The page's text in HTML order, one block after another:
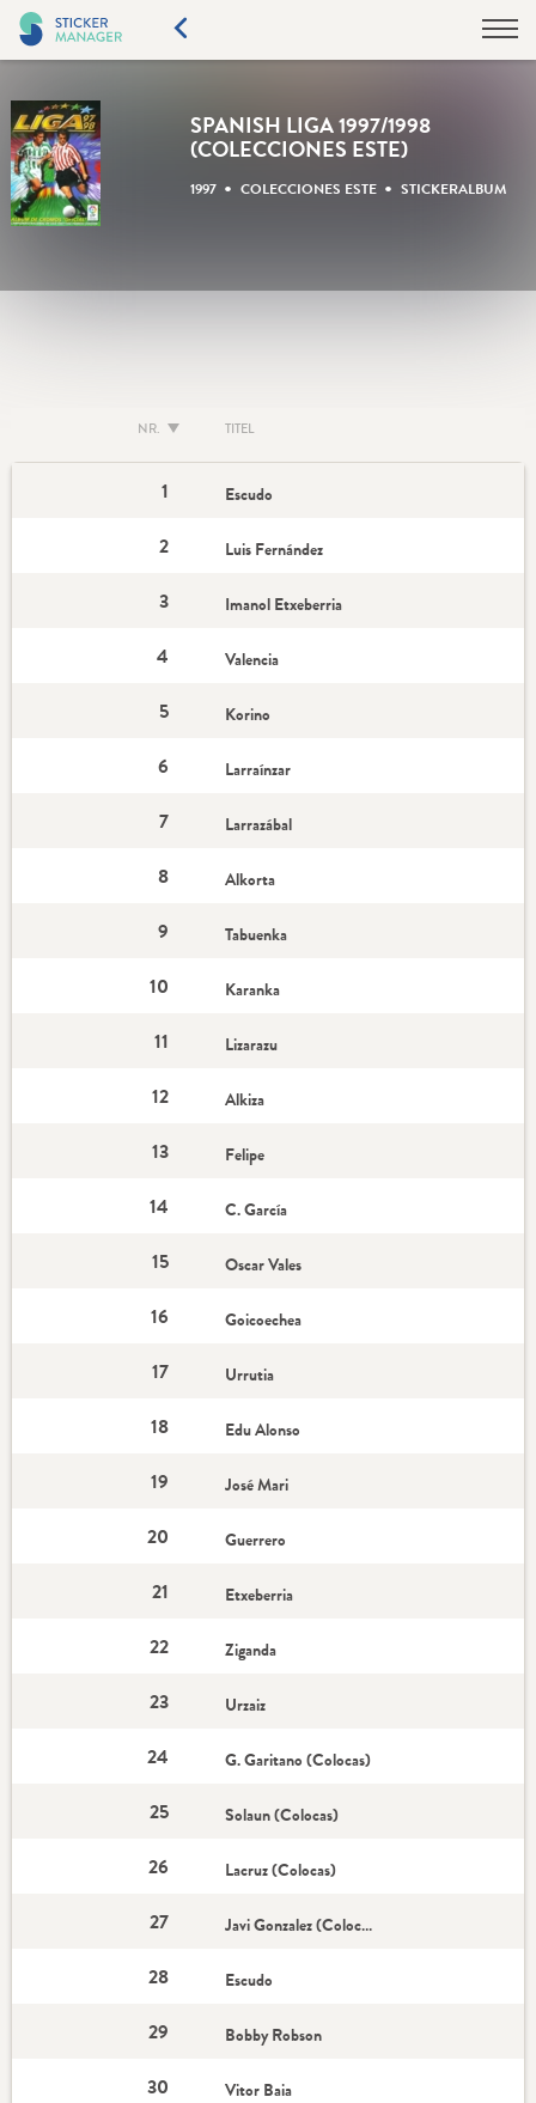
SPANISH LIGA 1997/1998
(COLECCIONES ESTE)
1997 • COLECCIONES ESTE • STICKERALBUM
NR. TITEL
1 Escudo
2 Luis Fernández
3 Imanol Etxeberria
4 Valencia
5 Korino
6 Larraínzar
7 Larrazábal
8 Alkorta
9 Tabuenka
10 Karanka
11 Lizarazu
12 Alkiza
13 Felipe
14 C. García
15 Oscar Vales
16 Goicoechea
17 Urrutia
18 Edu Alonso
19 José Mari
20 Guerrero
21 Etxeberria
22 Ziganda
23 Urzaiz
24 G. Garitano (Colocas)
25 Solaun (Colocas)
26 Lacruz (Colocas)
27 Javi Gonzalez (Colocas)
28 Escudo
29 Bobby Robson
30 Vitor Baia